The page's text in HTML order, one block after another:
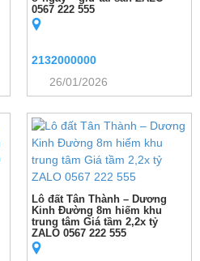
0567 222 555
2132000000
26/01/2026
Lô đất Tân Thành – Dương
Kinh Đường 8m hiếm khu
trung tâm Giá tầm 2,2x tỷ
ZALO 0567 222 555